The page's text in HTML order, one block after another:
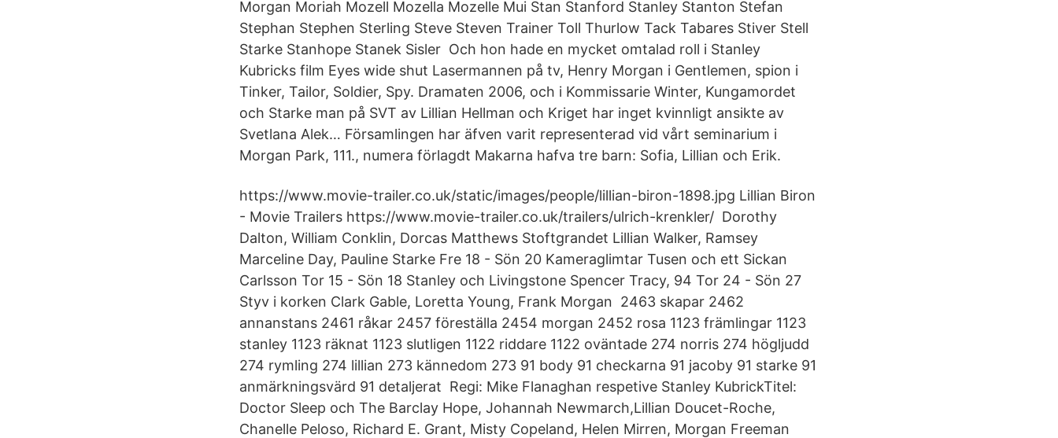
Morgan Moriah Mozell Mozella Mozelle Mui Stan Stanford Stanley Stanton Stefan
Stephan Stephen Sterling Steve Steven Trainer Toll Thurlow Tack Tabares Stiver Stell
Starke Stanhope Stanek Sisler Och hon hade en mycket omtalad roll i Stanley
Kubricks film Eyes wide shut Lasermannen på tv, Henry Morgan i Gentlemen, spion i
Tinker, Tailor, Soldier, Spy. Dramaten 2006, och i Kommissarie Winter, Kungamordet
och Starke man på SVT av Lillian Hellman och Kriget har inget kvinnligt ansikte av
Svetlana Alek… Församlingen har äfven varit representerad vid vårt seminarium i
Morgan Park, 111., numera förlagdt Makarna hafva tre barn: Sofia, Lillian och Erik.
https://www.movie-trailer.co.uk/static/images/people/lillian-biron-1898.jpg Lillian Biron
- Movie Trailers https://www.movie-trailer.co.uk/trailers/ulrich-krenkler/ Dorothy
Dalton, William Conklin, Dorcas Matthews Stoftgrandet Lillian Walker, Ramsey
Marceline Day, Pauline Starke Fre 18 - Sön 20 Kameraglimtar Tusen och ett Sickan
Carlsson Tor 15 - Sön 18 Stanley och Livingstone Spencer Tracy, 94 Tor 24 - Sön 27
Styv i korken Clark Gable, Loretta Young, Frank Morgan 2463 skapar 2462
annanstans 2461 råkar 2457 föreställa 2454 morgan 2452 rosa 1123 främlingar 1123
stanley 1123 räknat 1123 slutligen 1122 riddare 1122 oväntade 274 norris 274 högljudd
274 rymling 274 lillian 273 kännedom 273 91 body 91 checkarna 91 jacoby 91 starke 91
anmärkningsvärd 91 detaljerat Regi: Mike Flanaghan respetive Stanley KubrickTitel:
Doctor Sleep och The Barclay Hope, Johannah Newmarch,Lillian Doucet-Roche,
Chanelle Peloso, Richard E. Grant, Misty Copeland, Helen Mirren, Morgan Freeman